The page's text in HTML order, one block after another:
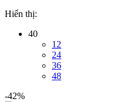
Hiển thị:
40
12
24
36
48
-42%